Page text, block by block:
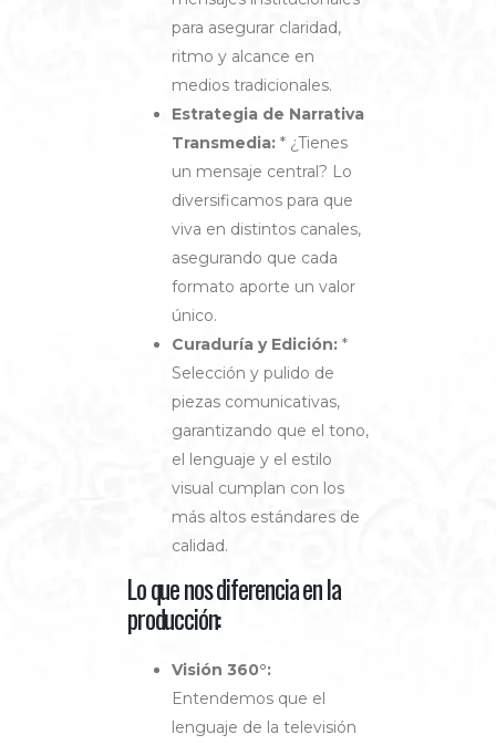
para asegurar claridad,
ritmo y alcance en
medios tradicionales.
Estrategia de Narrativa
Transmedia: * ¿Tienes
un mensaje central? Lo
diversificamos para que
viva en distintos canales,
asegurando que cada
formato aporte un valor
único.
Curaduría y Edición: *
Selección y pulido de
piezas comunicativas,
garantizando que el tono,
el lenguaje y el estilo
visual cumplan con los
más altos estándares de
calidad.
Lo que nos diferencia en la
producción:
Visión 360°:
Entendemos que el
lenguaje de la televisión